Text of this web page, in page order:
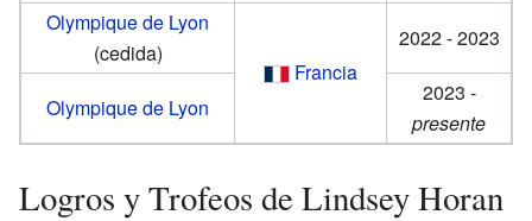
Olympique de Lyon
(cedida)
Francia
2022 - 2023
Olympique de Lyon
2023 -
presente
Logros y Trofeos de Lindsey Horan